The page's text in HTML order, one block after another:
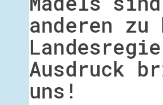
anderen
Ausdruck
uns!